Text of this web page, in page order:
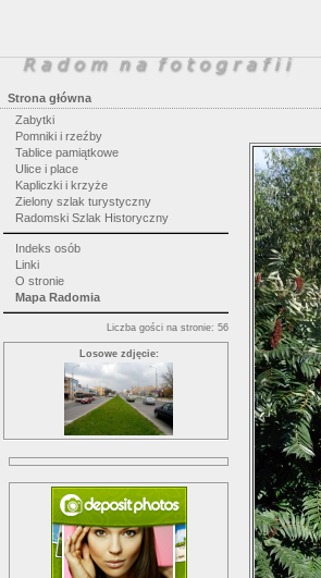
Strona główna
Zabytki
Pomniki i rzeźby
Tablice pamiątkowe
Ulice i place
Kapliczki i krzyże
Zielony szlak turystyczny
Radomski Szlak Historyczny
Indeks osób
Linki
O stronie
Mapa Radomia
Liczba gości na stronie: 56
Losowe zdjęcie: